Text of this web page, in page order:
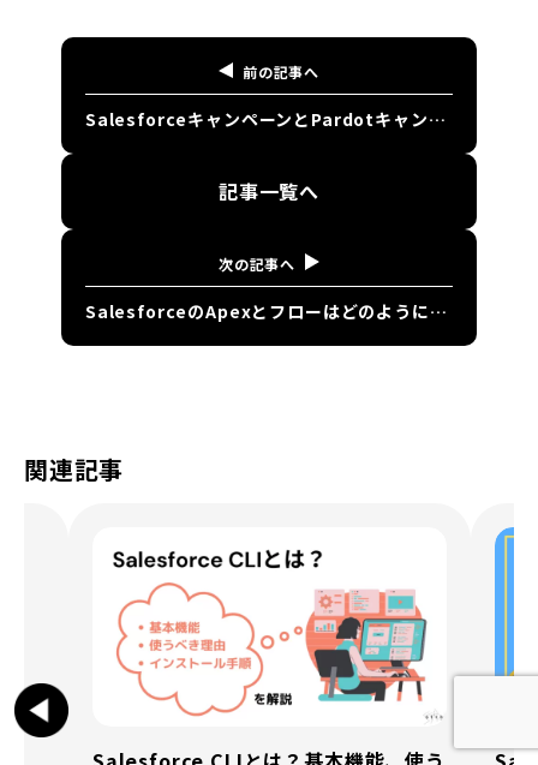
前の記事へ
SalesforceキャンペーンとPardotキャンペーンの連携を徹底解説
記事一覧へ
次の記事へ
SalesforceのApexとフローはどのように使い分けるべき？プロが徹底解説
関連記事